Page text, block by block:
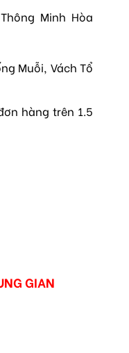
Minh Hòa
Muỗi, Vách Tổ
hàng trên 1.5
GIAN